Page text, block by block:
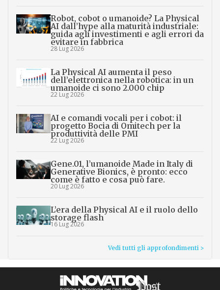
Robot, cobot o umanoide? La Physical
AI dall’hype alla maturità industriale:
guida agli investimenti e agli errori da
evitare in fabbrica
28 Lug 2026
La Physical AI aumenta il peso
dell’elettronica nella robotica: in un
umanoide ci sono 2.000 chip
22 Lug 2026
AI e comandi vocali per i cobot: il
progetto Bocia di Omitech per la
produttività delle PMI
22 Lug 2026
Gene.01, l’umanoide Made in Italy di
Generative Bionics, è pronto: ecco
come è fatto e cosa può fare.
20 Lug 2026
L’era della Physical AI e il ruolo dello
storage flash
16 Lug 2026
Vedi tutti gli approfondimenti >